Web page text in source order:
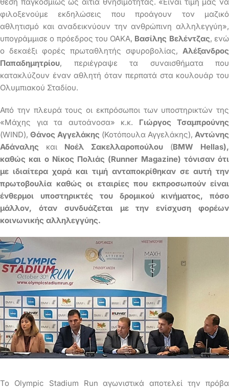
φιλοξενούμε εκδηλώσεις που προάγουν τον μαζικό
αθλητισμό και αναδεικνύουν την ανθρώπινη αλληλεγγύη»,
υπογράμμισε ο πρόεδρος του ΟΑΚΑ, Βασίλης Βελέντζας, ενώ
ο δεκαέξι φορές πρωταθλητής σφυροβολίας, Αλέξανδρος
Παπαδημητρίου, περιέγραψε τα συναισθήματα που
κατακλύζουν έναν αθλητή όταν περπατά στα κουλουάρ του
Ολυμπιακού Σταδίου.
Από την πλευρά τους οι εκπρόσωποι των υποστηρικτών της
«Μάχης για τα αυτοάνοσα» κ.κ. Γιώργος Τσαμπρούνης
(WIND), Θάνος Αγγελάκης (Κοτόπουλα Αγγελάκης), Αντώνης
Αδάναλης και Νοέλ Σακελλαροπούλου (BMW Hellas),
καθώς και ο Νίκος Πoλιάς (Runner Magazine) τόνισαν ότι
με ιδιαίτερα χαρά και τιμή ανταποκρίθηκαν σε αυτή την
πρωτοβουλία καθώς οι εταιρίες που εκπροσωπούν είναι
ένθερμοι υποστηρικτές του δρομικού κινήματος, πόσο
μάλλον, όταν συνδυάζεται με την ενίσχυση φορέων
κοινωνικής αλληλεγγύης.
Το Olympic Stadium Run αγωνιστικά αποτελεί την πρόβα